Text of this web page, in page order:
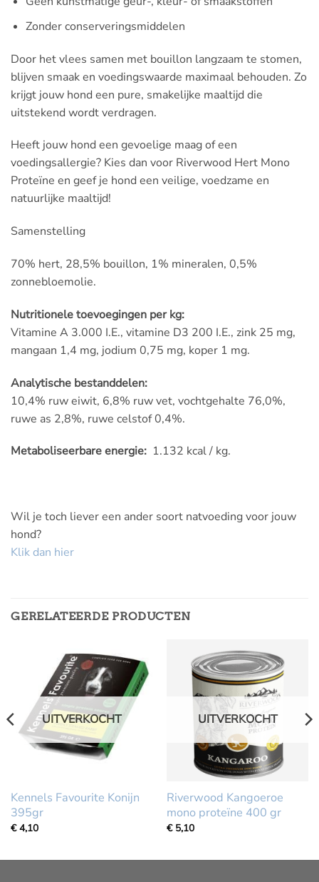
Zonder conserveringsmiddelen
Door het vlees samen met bouillon langzaam te stomen,
blijven smaak en voedingswaarde maximaal behouden. Zo
krijgt jouw hond een pure, smakelijke maaltijd die
uitstekend wordt verdragen.
Heeft jouw hond een gevoelige maag of een
voedingsallergie? Kies dan voor Riverwood Hert Mono
Proteïne en geef je hond een veilige, voedzame en
natuurlijke maaltijd!
Samenstelling
70% hert, 28,5% bouillon, 1% mineralen, 0,5%
zonnebloemolie.
Nutritionele toevoegingen per kg:
Vitamine A 3.000 I.E., vitamine D3 200 I.E., zink 25 mg,
mangaan 1,4 mg, jodium 0,75 mg, koper 1 mg.
Analytische bestanddelen:
10,4% ruw eiwit, 6,8% ruw vet, vochtgehalte 76,0%,
ruwe as 2,8%, ruwe celstof 0,4%.
Metaboliseerbare energie: 1.132 kcal / kg.
Wil je toch liever een ander soort natvoeding voor jouw
hond?
Klik dan hier
GERELATEERDE PRODUCTEN
UITVERKOCHT
Kennels Favourite Konijn
395gr
€4,10
UITVERKOCHT
Riverwood Kangoeroe
mono proteïne 400 gr
€ 5,10